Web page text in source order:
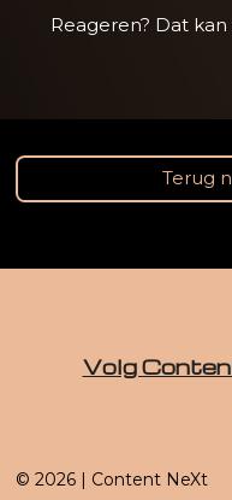
Reageren? Dat kan
Terug
Volg
© 2026 | Content NeXt